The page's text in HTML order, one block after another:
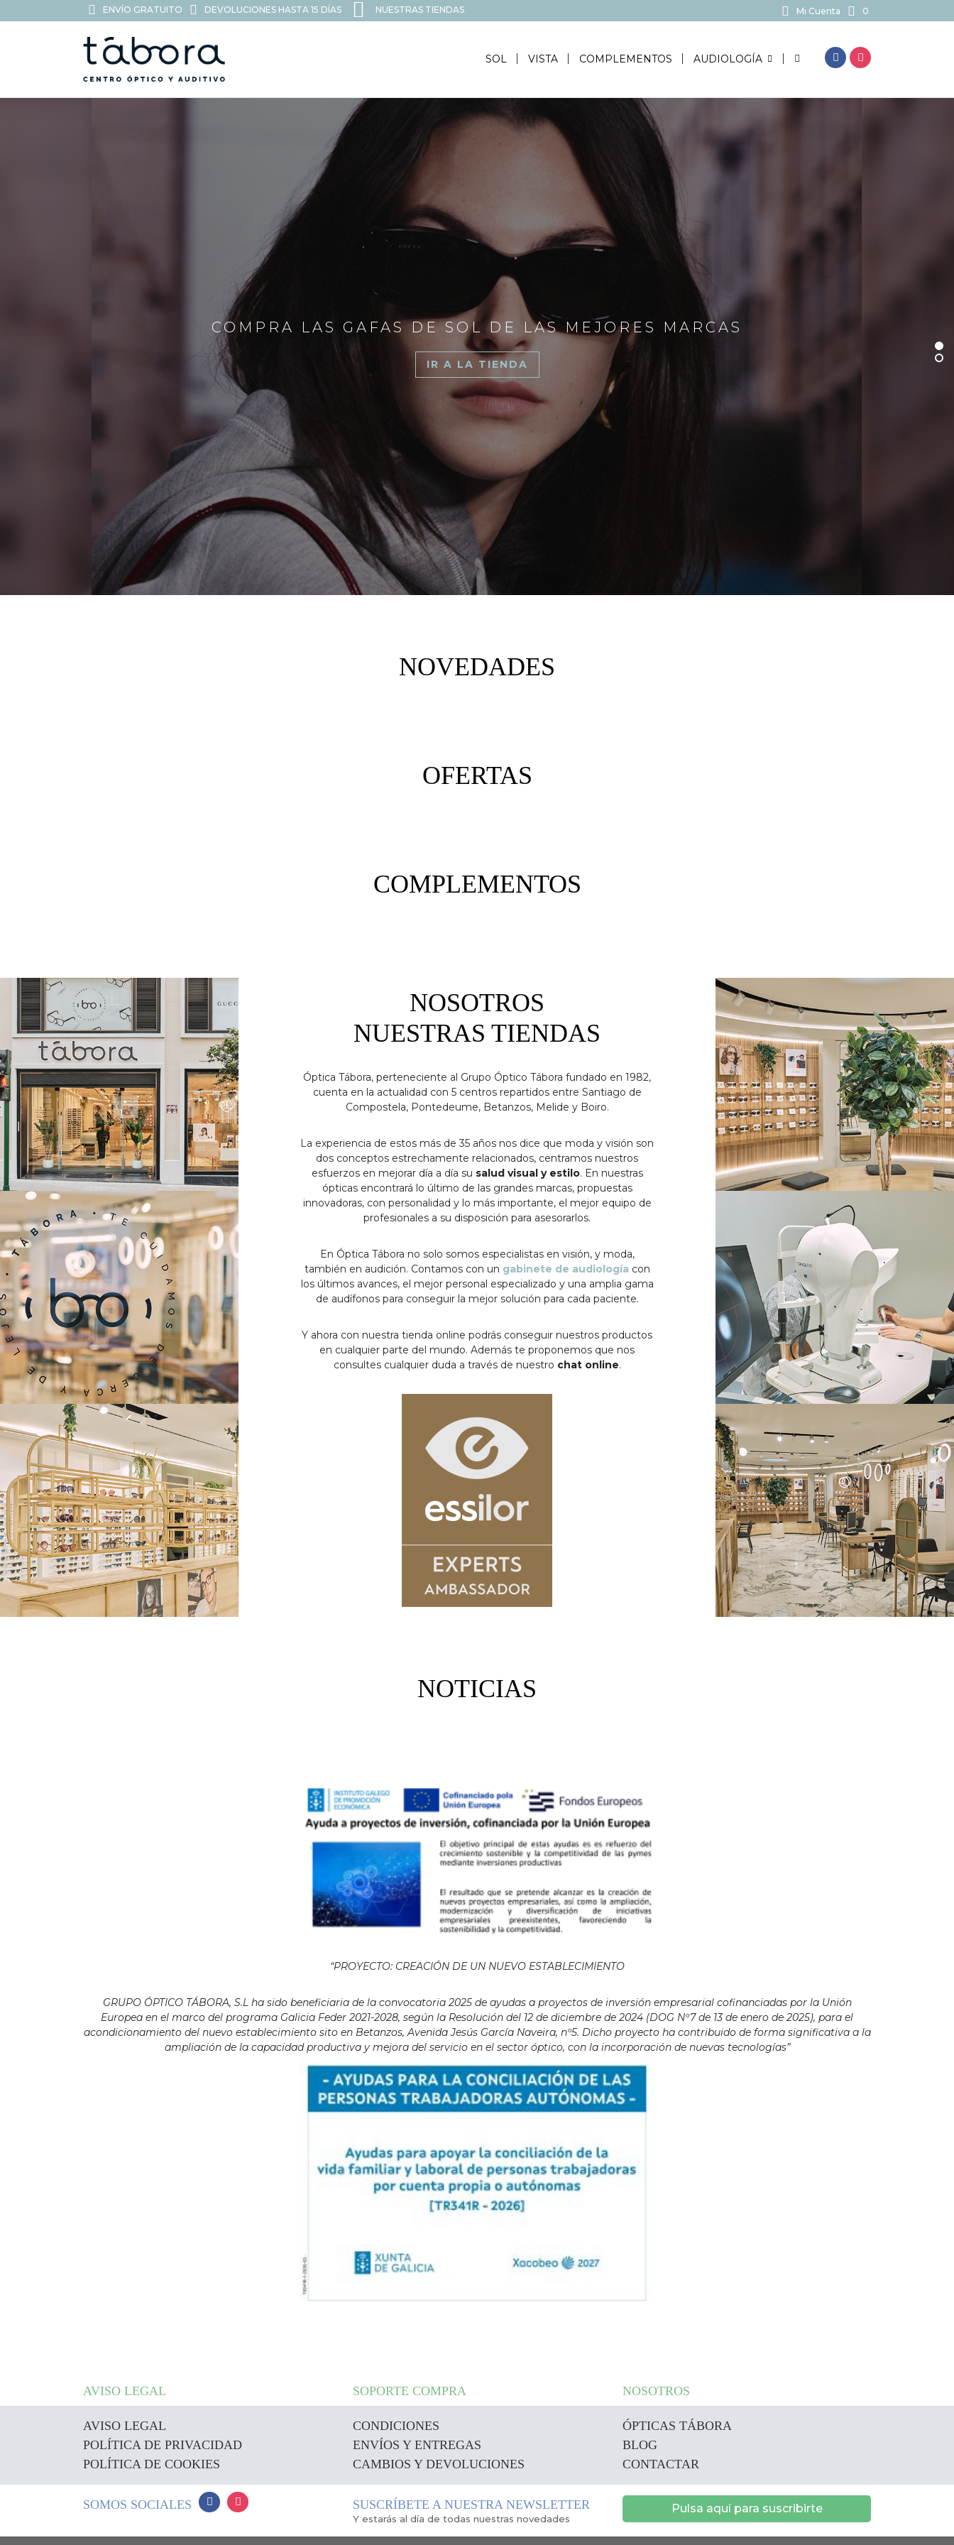
ENVÍO GRATUITO DEVOLUCIONES HASTA 15 DÍAS NUESTRAS TIENDAS Mi Cuenta 0
SOL VISTA COMPLEMENTOS AUDIOLOGÍA BUSCAR...
COMPRA LAS GAFAS DE SOL DE LAS MEJORES MARCAS
IR A LA TIENDA
NOVEDADES
OFERTAS
COMPLEMENTOS
NOSOTROS
NUESTRAS TIENDAS
Óptica Tábora, perteneciente al Grupo Óptico Tábora fundado en 1982,
cuenta en la actualidad con 5 centros repartidos entre Santiago de
Compostela, Pontedeume, Betanzos, Melide y Boiro.
La experiencia de estos más de 35 años nos dice que moda y visión son
dos conceptos estrechamente relacionados, centramos nuestros
esfuerzos en mejorar día a día su salud visual y estilo. En nuestras
ópticas encontrará lo último de las grandes marcas, propuestas
innovadoras, con personalidad y lo más importante, el mejor equipo de
profesionales a su disposición para asesorarlos.
En Óptica Tábora no solo somos especialistas en visión, y moda,
también en audición. Contamos con un gabinete de audiología con
los últimos avances, el mejor personal especializado y una amplia gama
de audífonos para conseguir la mejor solución para cada paciente.
Y ahora con nuestra tienda online podrás conseguir nuestros productos
en cualquier parte del mundo. Además te proponemos que nos
consultes cualquier duda a través de nuestro chat online.
NOTICIAS
“PROYECTO: CREACIÓN DE UN NUEVO ESTABLECIMIENTO
GRUPO ÓPTICO TÁBORA, S.L ha sido beneficiaria de la convocatoria 2025 de ayudas a proyectos de inversión empresarial cofinanciadas por la Unión
Europea en el marco del programa Galicia Feder 2021-2028, según la Resolución del 12 de diciembre de 2024 (DOG Nº7 de 13 de enero de 2025), para el
acondicionamiento del nuevo establecimiento sito en Betanzos, Avenida Jesús García Naveira, nº5. Dicho proyecto ha contribuido de forma significativa a la
ampliación de la capacidad productiva y mejora del servicio en el sector óptico, con la incorporación de nuevas tecnologías”
AVISO LEGAL SOPORTE COMPRA NOSOTROS
AVISO LEGAL
POLÍTICA DE PRIVACIDAD
POLÍTICA DE COOKIES
CONDICIONES
ENVÍOS Y ENTREGAS
CAMBIOS Y DEVOLUCIONES
ÓPTICAS TÁBORA
BLOG
CONTACTAR
SOMOS SOCIALES SUSCRÍBETE A NUESTRA NEWSLETTER
Y estarás al día de todas nuestras novedades
Pulsa aquí para suscribirte